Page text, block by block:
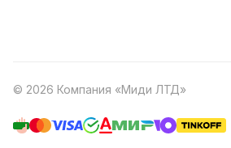
© 2026 Компания «Миди ЛТД»